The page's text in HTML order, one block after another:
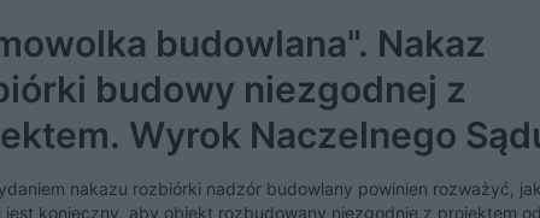
budowlana". Nakaz
budowy niezgodnej z
Wyrok Naczelnego
nakazu rozbiórki nadzór budowlany powinien rozważyć,
jest konieczny, aby obiekt rozbudowany niezgodnie z projektem